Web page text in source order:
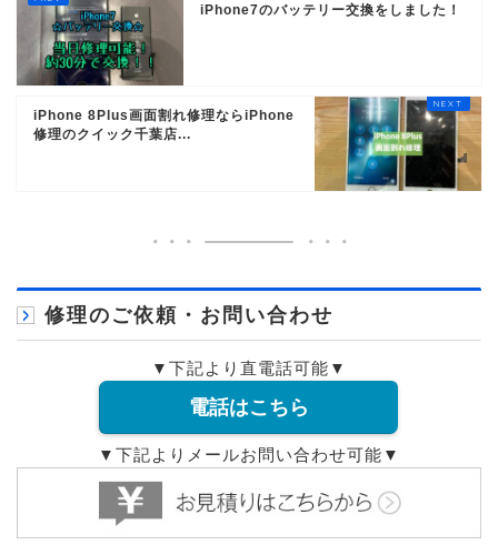
iPhone7のバッテリー交換をしました！
iPhone 8Plus画面割れ修理ならiPhone
修理のクイック千葉店...
修理のご依頼・お問い合わせ
▼下記より直電話可能▼
電話はこちら
▼下記よりメールお問い合わせ可能▼